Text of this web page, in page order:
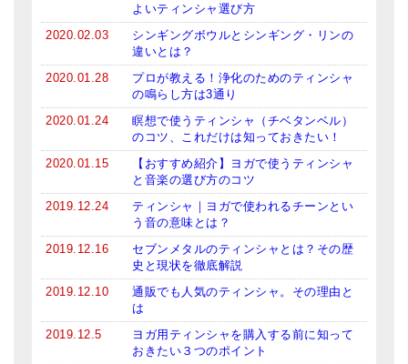
よいティンシャ選び方
2020.02.03
シンギングボウルとシンギング・リンの
違いとは？
2020.01.28
プロが教える！浄化のためのティンシャ
の鳴らし方は3通り
2020.01.24
瞑想で使うティンシャ（チベタンベル）
のコツ、これだけは知っておきたい！
2020.01.15
【おすすめ紹介】ヨガで使うティンシャ
と音楽の選び方のコツ
2019.12.24
ティンシャ｜ヨガで使われるチーンとい
う音の意味とは？
2019.12.16
セブンメタルのティンシャとは？その歴
史と現状を徹底解説
2019.12.10
通販でも人気のティンシャ。その理由と
は
2019.12.5
ヨガ用ティンシャを購入する前に知って
おきたい３つのポイント